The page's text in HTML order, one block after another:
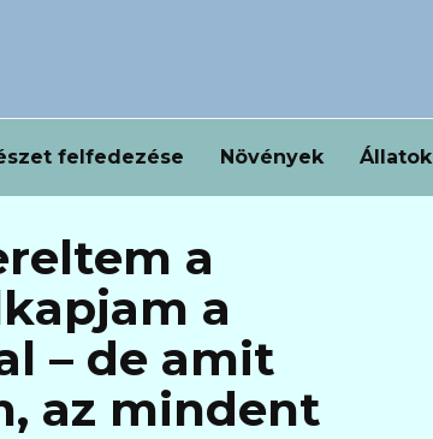
felfedezése Növények Állatok
a
a
– de amit
az mindent